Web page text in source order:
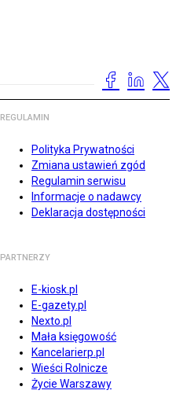
REGULAMIN
Polityka Prywatności
Zmiana ustawień zgód
Regulamin serwisu
Informacje o nadawcy
Deklaracja dostępności
PARTNERZY
E-kiosk.pl
E-gazety.pl
Nexto.pl
Mała księgowość
Kancelarierp.pl
Wieści Rolnicze
Życie Warszawy